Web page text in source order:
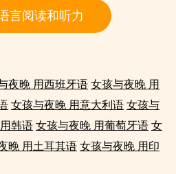
言阅读和听力
夜晚 用西班牙语 女孩与夜晚 用
女孩与夜晚 用意大利语 女孩与
韩语 女孩与夜晚 用葡萄牙语 女
晚 用土耳其语 女孩与夜晚 用印